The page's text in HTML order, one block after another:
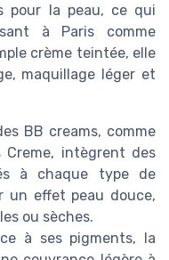
pour la peau, ce qui
à Paris comme
crème teintée, elle
maquillage léger et
BB creams, comme
Creme, intègrent des
à chaque type de
un effet peau douce,
ou sèches.
à ses pigments, la